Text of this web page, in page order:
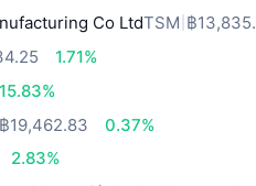
Co LtdTSM ฿
1.71%
15.83%
฿19,462.83
0.37%
2.83%